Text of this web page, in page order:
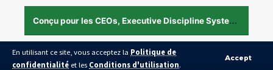
C
onçu pour les CEOs, Executive Discipline System — structurer l’exécution sous pression →
En utilisant ce site, vous acceptez la Politique de
confidentialité et les Conditions d'utilisation.
Accept